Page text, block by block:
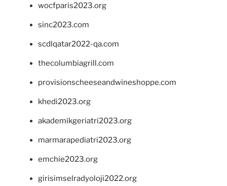
wocfparis2023.org
sinc2023.com
scdlqatar2022-qa.com
thecolumbiagrill.com
provisionscheeseandwineshoppe.com
khedi2023.org
akademikgeriatri2023.org
marmarapediatri2023.org
emchie2023.org
girisimselradyoloji2022.org